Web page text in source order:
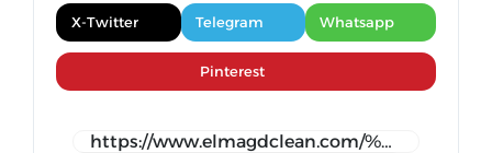
Whatsapp
Telegram
X-Twitter
Pinterest